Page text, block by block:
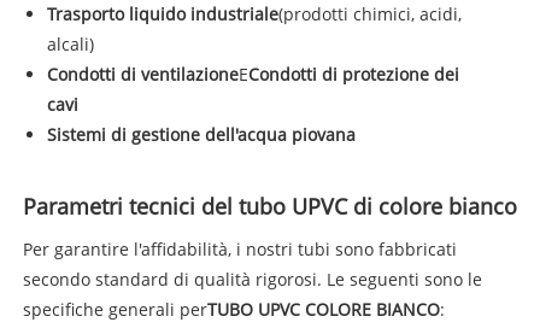
Trasporto liquido industriale(prodotti chimici, acidi,
alcali)
Condotti di ventilazioneECondotti di protezione dei
cavi
Sistemi di gestione dell'acqua piovana
Parametri tecnici del tubo UPVC di colore bianco
Per garantire l'affidabilità, i nostri tubi sono fabbricati
secondo standard di qualità rigorosi. Le seguenti sono le
specifiche generali perTUBO UPVC COLORE BIANCO: